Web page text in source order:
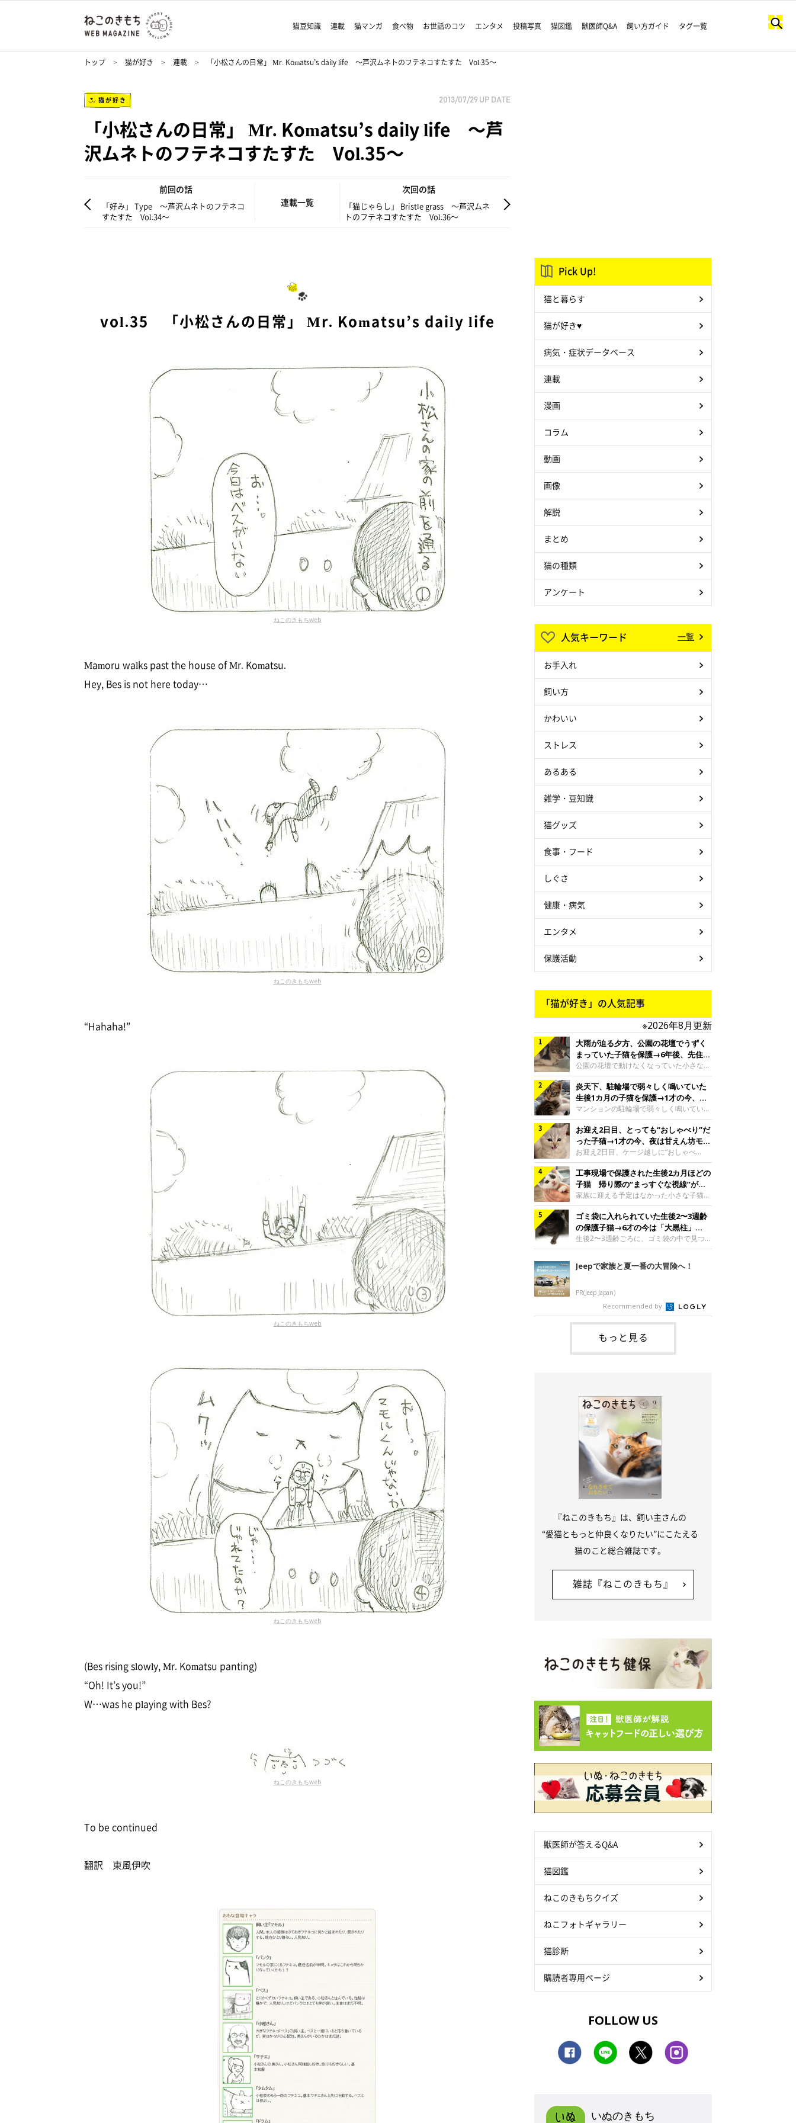
猫豆知識 連載 猫マンガ 食べ物 お世話のコツ エンタメ 投稿写真 猫図鑑 獣医師Q&A 飼い方ガイド タグ一覧
トップ 猫が好き 連載 「小松さんの日常」 Mr. Komatsu’s daily life ～芦沢ムネトのフテネコすたすた Vol.35～
猫が好き 2013/07/29 UP DATE
「小松さんの日常」 Mr. Komatsu’s daily life ～芦
沢ムネトのフテネコすたすた Vol.35～
前回の話
「好み」 Type ～芦沢ムネトのフテネコ
すたすた Vol.34～
連載一覧
次回の話
「猫じゃらし」 Bristle grass ～芦沢ムネ
トのフテネコすたすた Vol.36～
vol.35 「小松さんの日常」 Mr. Komatsu’s daily life
ねこのきもちweb
Mamoru walks past the house of Mr. Komatsu.
Hey, Bes is not here today…
ねこのきもちweb
“Hahaha!”
ねこのきもちweb
ねこのきもちweb
(Bes rising slowly, Mr. Komatsu panting)
“Oh! It’s you!”
W…was he playing with Bes?
ねこのきもちweb
To be continued
翻訳 東風伊吹
Pick Up!
猫と暮らす
猫が好き♥
病気・症状データベース
連載
漫画
コラム
動画
画像
解説
まとめ
猫の種類
アンケート
人気キーワード 一覧
お手入れ
飼い方
かわいい
ストレス
あるある
雑学・豆知識
猫グッズ
食事・フード
しぐさ
健康・病気
エンタメ
保護活動
「猫が好き」の人気記事
※2026年8月更新
大雨が迫る夕方、公園の花壇でうずく
まっていた子猫を保護→6年後、先住猫
と“姉妹”のような関係に
公園の花壇で動けなくなっていた小さな子
猫。家族に迎えられてから6年、先住猫と
の間には深い絆が育まれていました。保護
当時のティダちゃん。
@muumuu62197189紹介するのは、
X（旧Twitter）ユーザー
@muumuu62197189さんの愛猫・ティダ
ちゃん（取材時6才）の成長記録です。こ
ちらは、生後3カ月ごろのティダちゃん。
飼い主さんが出会ったのは、夜から大雨に
なると予報されていた日の夕方でした。花
壇で動けずにいた子猫保護したばかりのテ
ィダちゃん。@muumuu62197189飼い主
さんは、公園の
炎天下、駐輪場で弱々しく鳴いていた
生後1カ月の子猫を保護→1才の今、筋
肉質でツンデレなコに成長
マンションの駐輪場で弱々しく鳴いてい
た、生後1カ月ほどの子猫。家族に迎えら
れてから1年、体も行動も大きく成長しま
した。炎天下の駐輪場で鳴いていた小さな
子猫保護当時のモモちゃん。@Kingponzu
紹介するのは、X（旧Twitter）ユーザー
@Kingponzuさんの愛猫・モモちゃん（取
材時1才）の成長記録です。こちらは、モ
モちゃんが生後1カ月ごろに撮影された一
枚。飼い主さんの自宅マンションの駐輪場
で鳴いていたところを保護された当時の姿
です。子猫時代のモモちゃん。
@Kingponzuその日は気温が35℃を
お迎え2日目、とっても“おしゃべり”だ
った子猫→1才の今、夜は甘えん坊モー
ドになるコに成長！
お迎え2日目、ケージ越しに“おしゃべ
り”する姿を見せていた子猫。1才になった
今も見せる愛らしい姿にキュンとします。
お迎え2日目、ケージ越しに何かを伝える
ももちゃん“おしゃべり”なももちゃん。
@poocoonyan紹介するのは、Instagram
ユーザー@poocoonyanさんの愛猫・もも
ちゃん（取材時1才／マンチカン）です。
こちらの動画は、ももちゃんが生後2カ月
を過ぎたころ、お迎え2日目に撮影された
ため、当時はケージの中で過ごしていまし
工事現場で保護された生後2カ月ほどの
子猫 帰り際の“まっすぐな視線”が忘
れられず、家族の一員に
家族に迎える予定はなかった小さな子猫。
帰り際に見せた姿が、飼い主さんの心に残
りました。保護当時の夏目ちゃん。
@shibainu_rintaro紹介するのは、
Instagramユーザー@shibainu_rintaroさ
んの愛猫・夏目（なつめ）ちゃん（取材時
3才）。工事現場で親猫とはぐれたとみら
れ、保護された当時は生後2カ月ほどだっ
が……保護されてケージに入っている夏目
ちゃん。@shibainu_rintaro夏目ちゃんを
保護したのは、以前、飼い主さんの愛猫・
ちくわく
ゴミ袋に入れられていた生後2〜3週齢
の保護子猫→6才の今は「大黒柱」
に！ 美しい黒猫に成長した姿にグッ
とくる
生後2〜3週齢ごろに、ゴミ袋の中で見つか
った小さな命。ミルクから育てられたその
子猫は今、家族に欠かせない存在へと成長
しました。ゴミ袋の中で見つかった、ミニ
たころの、生後2〜3週齢ごろのドンちゃ
ん。@doddou_1今回紹介するのは、
X（旧Twitter）ユーザー@doddou_1さん
の愛猫・ドンちゃん（取材時、推定6才／
本名：ドミトリー・ドンスコイ）。ドンち
ゃんは、保護猫でした。ドンちゃんが見つ
かったのは、飼い主さんの姉の勤め先の敷
Jeepで家族と夏一番の大冒険へ！
PR(Jeep Japan)
Recommended by
もっと見る
『ねこのきもち』は、飼い主さんの
“愛猫ともっと仲良くなりたい”にこたえる
猫のこと総合雑誌です。
雑誌『ねこのきもち』
獣医師が答えるQ&A
猫図鑑
ねこのきもちクイズ
ねこフォトギャラリー
猫診断
購読者専用ページ
FOLLOW US
いぬのきもち